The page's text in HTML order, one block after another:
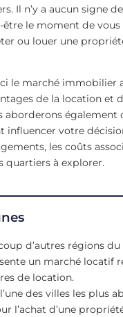
Il n’y a aucun signe
être le moment de
ou louer une
le marché immobilier
de la location et
aborderons également
influencer votre
les coûts
quartiers à explorer.
d’autres régions du
un marché locatif
de location.
des villes les plus
l’achat d’une